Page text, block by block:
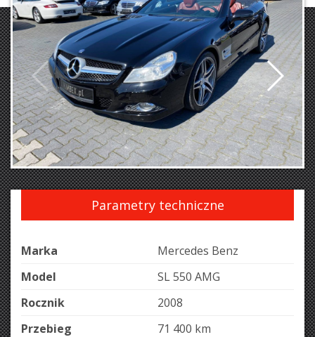
Parametry techniczne
Marka
Mercedes Benz
Model
SL 550 AMG
Rocznik
2008
Przebieg
71 400 km